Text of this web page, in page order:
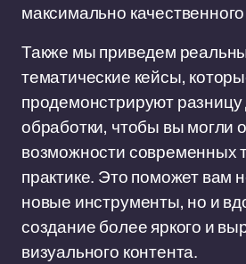
максимально
Также мы приведем
тематические кейсы,
продемонстрируют разницу
обработки, чтобы вы могли
возможности современных
практике. Это поможет вам
новые инструменты, но и
создание более яркого и
визуального контента.